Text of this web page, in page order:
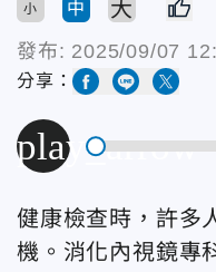
小 中 大
發布: 2025/09/07
分享：
play_arrow
健康檢查時，許多
機。消化內視鏡專